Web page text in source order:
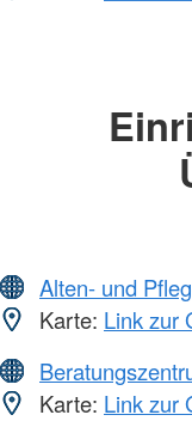
Alten- und
Karte: Link zur
Karte: Link zur